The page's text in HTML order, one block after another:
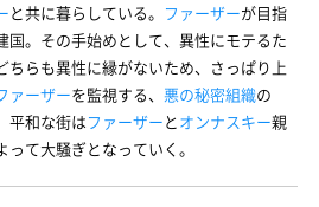
と共に暮らしている。 ファーザーが目指
国。その手始めとして、異性にモテるた
ちらも異性に縁がないため、さっぱり上
ァーザーを監視する、 悪の秘密組織の
平和な街はファーザーとオンナスキー親
って大騒ぎとなっていく。